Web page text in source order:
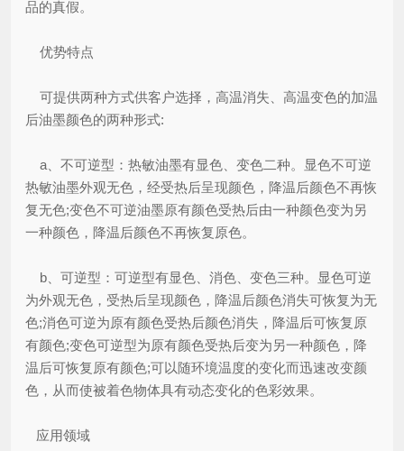
品的真假。
优势特点
可提供两种方式供客户选择，高温消失、高温变色的加温
后油墨颜色的两种形式:
a、不可逆型：热敏油墨有显色、变色二种。显色不可逆
热敏油墨外观无色，经受热后呈现颜色，降温后颜色不再恢
复无色;变色不可逆油墨原有颜色受热后由一种颜色变为另
一种颜色，降温后颜色不再恢复原色。
b、可逆型：可逆型有显色、消色、变色三种。显色可逆
为外观无色，受热后呈现颜色，降温后颜色消失可恢复为无
色;消色可逆为原有颜色受热后颜色消失，降温后可恢复原
有颜色;变色可逆型为原有颜色受热后变为另一种颜色，降
温后可恢复原有颜色;可以随环境温度的变化而迅速改变颜
色，从而使被着色物体具有动态变化的色彩效果。
应用领域